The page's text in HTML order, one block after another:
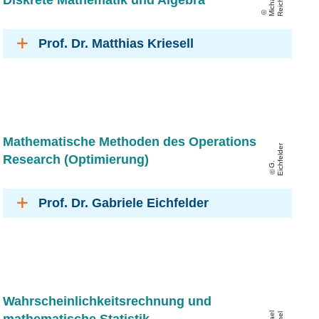
Prof. Dr. Matthias Kriesell
Mathematische Methoden des Operations
Research (Optimierung)
G
.
Ei
c
h
f
el
d
e r
Prof. Dr. Gabriele Eichfelder
Wahrscheinlichkeitsrechnung und